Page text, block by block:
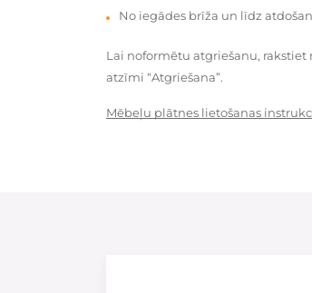
No iegādes brīža un līdz
Lai noformētu atgriešanu, rakstiet
atzīmi “Atgriešana”.
Mēbeļu plātnes lietošanas